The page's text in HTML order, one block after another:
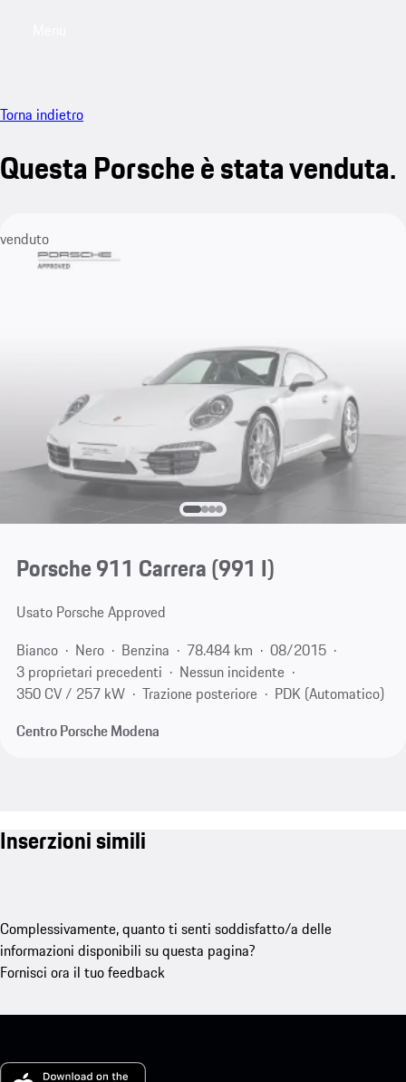
Torna indietro
Questa Porsche è stata venduta.
venduto
Porsche 911 Carrera(991 I)
Usato Porsche Approved
Bianco
Nero Benzina 78.484 km
08/2015
3 proprietari precedenti
Nessun incidente
350 CV / 257 kW
Trazione posteriore
PDK (Automatico)
Centro Porsche Modena
Inserzioni simili
Complessivamente, quanto ti senti soddisfatto/a delle
informazioni disponibili su questa pagina?
Fornisci ora il tuo feedback